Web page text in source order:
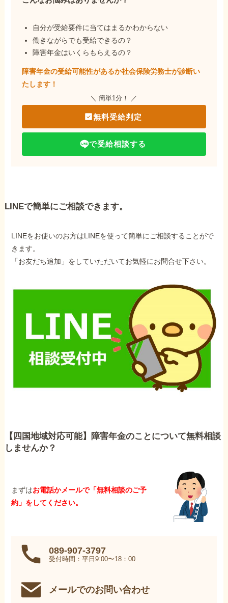
自分が受給要件に当てはまるかわからない
働きながらでも受給できるの？
障害年金はいくらもらえるの？
障害年金の受給可能性があるか社会保険労務士が診断い
たします！
＼ 簡単1分！ ／
無料受給判定
で受給相談する
LINEで簡単にご相談できます。
LINEをお使いのお方はLINEを使って簡単にご相談することがで
きます。
「お友だち追加」をしていただいてお気軽にお問合せ下さい。
【四国地域対応可能】障害年金のことについて無料相談
しませんか？
まずはお電話かメールで「無料相談のご予
約」をしてください。
089-907-3797
受付時間：平日9:00〜18：00
メールでのお問い合わせ